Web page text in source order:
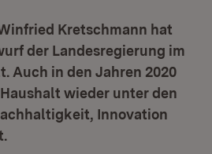
Kretschmann hat
der Landesregierung im
Auch in den Jahren 2020
wieder unter den
Innovation